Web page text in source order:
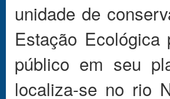
unidade de
Estação
público em seu
localiza-se no rio